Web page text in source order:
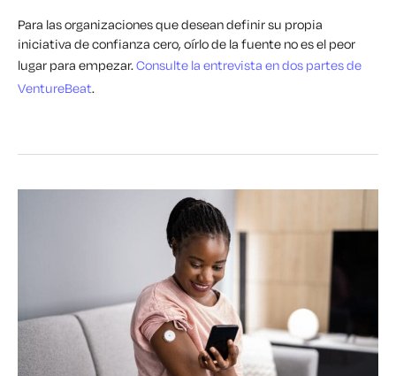
Para las organizaciones que desean definir su propia
iniciativa de confianza cero, oírlo de la fuente no es el peor
lugar para empezar. Consulte la entrevista en dos partes de
VentureBeat.